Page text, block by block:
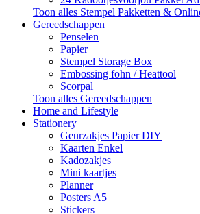
Toon alles Stempel Pakketten &
Gereedschappen
Penselen
Papier
Stempel Storage Box
Embossing fohn / Heattool
Scorpal
Toon alles Gereedschappen
Home and Lifestyle
Stationery
Geurzakjes Papier DIY
Kaarten Enkel
Kadozakjes
Mini kaartjes
Planner
Posters A5
Stickers